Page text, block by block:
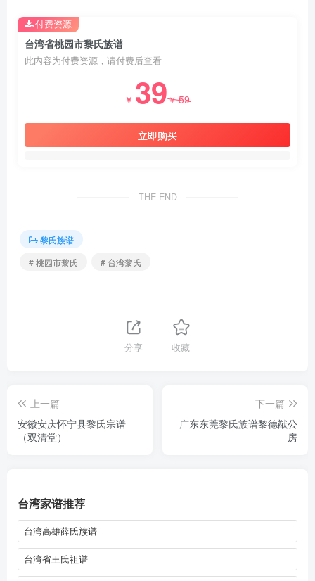
台湾省桃园市黎氏族谱
此内容为付费资源，请付费后查看
￥ 39￥59
立即购买
付费资源
THE END
黎氏族谱
# 桃园市黎氏
# 台湾黎氏
分享 收藏
上一篇
安徽安庆怀宁县黎氏宗谱
（双清堂）
下一篇
广东东莞黎氏族谱黎德猷公
房
台湾家谱推荐
台湾高雄薛氏族谱
台湾省王氏祖谱